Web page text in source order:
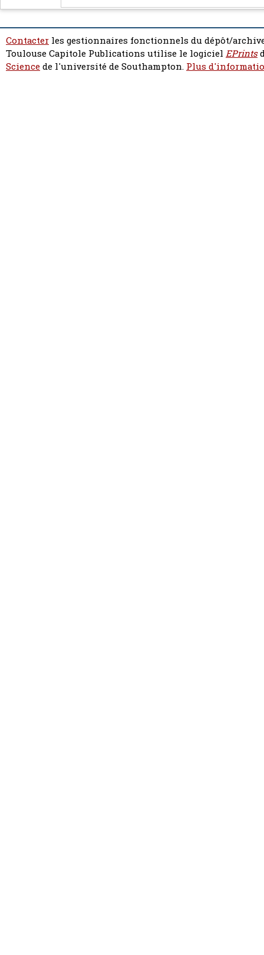
Contacter les gestionnaires fonctionnels du dépôt/
Toulouse Capitole Publications utilise le logiciel EPrints
Sciencede l'université de Southampton. Plus